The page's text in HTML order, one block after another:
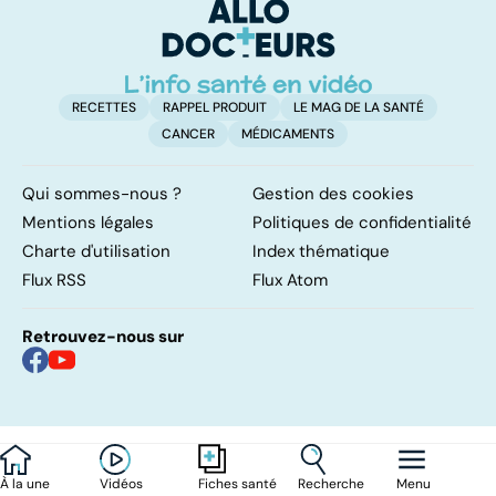
À la une Vidéos Fiches santé Recherche Menu
d'angine ?
RECETTES RAPPEL PRODUIT
LE MAG DE LA SANTÉ
CANCER
MÉDICAMENTS
Qui sommes-nous ?
Gestion des cookies
Mentions légales
Politiques de confidentialité
Charte d'utilisation
Index thématique
Flux RSS
Flux Atom
Retrouvez-nous sur